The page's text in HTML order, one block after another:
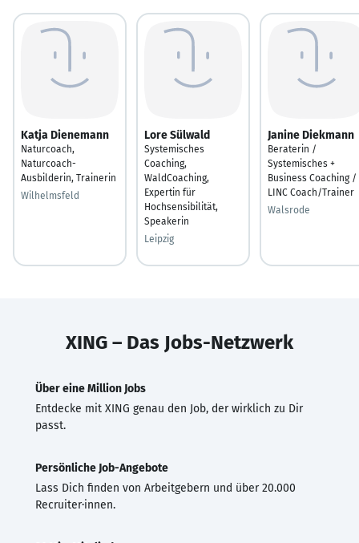
Katja Dienemann
Naturcoach,
Naturcoach-
Ausbilderin, Trainerin
Wilhelmsfeld
Lore Sülwald
Systemisches
Coaching,
WaldCoaching,
Expertin für
Hochsensibilität,
Speakerin
Leipzig
Janine Diekmann
Beraterin /
Systemisches +
Business Coaching /
LINC Coach/Trainer
Walsrode
XING – Das Jobs-Netzwerk
Über eine Million Jobs
Entdecke mit XING genau den Job, der wirklich zu Dir
passt.
Persönliche Job-Angebote
Lass Dich finden von Arbeitgebern und über 20.000
Recruiter·innen.